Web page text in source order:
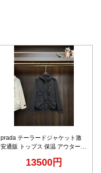
prada テーラードジャケット激
安通販 トップス 保温 アウター
13500円